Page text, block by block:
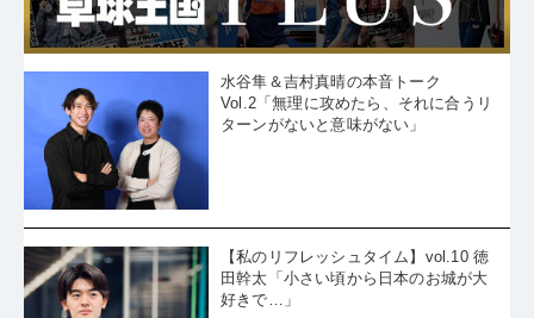
水谷隼＆吉村真晴の本音トーク
Vol.2「無理に攻めたら、それに合うリ
ターンがないと意味がない」
【私のリフレッシュタイム】vol.10 徳
田幹太「小さい頃から日本のお城が大
好きで…」